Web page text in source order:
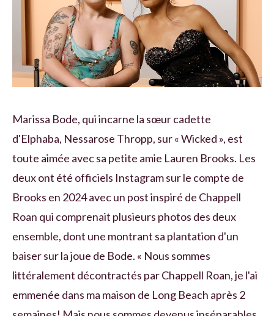
Marissa Bode, qui incarne la sœur cadette
d'Elphaba, Nessarose Thropp, sur « Wicked », est
toute aimée avec sa petite amie Lauren Brooks. Les
deux ont été officiels Instagram sur le compte de
Brooks en 2024 avec un post inspiré de Chappell
Roan qui comprenait plusieurs photos des deux
ensemble, dont une montrant sa plantation d'un
baiser sur la joue de Bode. « Nous sommes
littéralement décontractés par Chappell Roan, je l'ai
emmenée dans ma maison de Long Beach après 2